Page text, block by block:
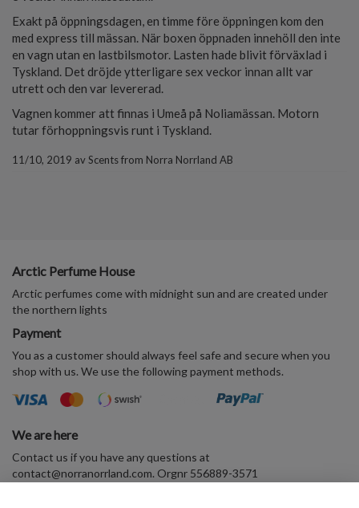
Exakt på öppningsdagen, en timme före öppningen kom den
med express till mässan. När boxen öppnaden innehöll den inte
en vagn utan en lastbilsmotor. Lasten hade blivit förväxlad i
Tyskland. Det dröjde ytterligare sex veckor innan allt var
utrett och den var levererad.
Vagnen kommer att finnas i Umeå på Noliamässan. Motorn
tutar förhoppningsvis runt i Tyskland.
11/10, 2019 avScents from Norra Norrland AB
Arctic Perfume House
Arctic perfumes come with midnight sun and are created under
the northern lights
Payment
You as a customer should always feel safe and secure when you
shop with us. We use the following payment methods.
We are here
Contact us if you have any questions at
contact@norranorrland.com. Orgnr 556889-3571